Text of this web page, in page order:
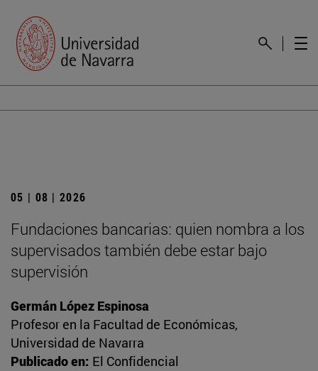
05 | 08 | 2026
Fundaciones bancarias: quien nombra a los
supervisados también debe estar bajo
supervisión
Germán López Espinosa
Profesor en la Facultad de Económicas,
Universidad de Navarra
Publicado en: El Confidencial